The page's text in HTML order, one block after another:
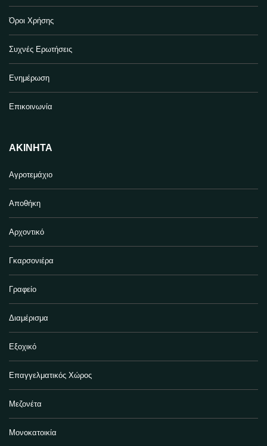
Όροι Χρήσης
Συχνές Ερωτήσεις
Ενημέρωση
Επικοινωνία
ΑΚΊΝΗΤΑ
Αγροτεμάχιο
Αποθήκη
Αρχοντικό
Γκαρσονιέρα
Γραφείο
Διαμέρισμα
Εξοχικό
Επαγγελματικός Χώρος
Μεζονέτα
Μονοκατοικία